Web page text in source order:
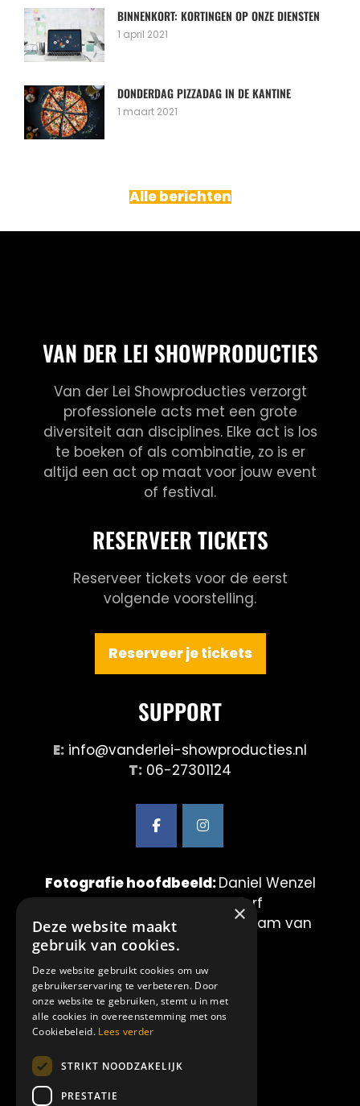
BINNENKORT: KORTINGEN OP ONZE DIENSTEN
1 april 2021
DONDERDAG PIZZADAG IN DE KANTINE
1 maart 2021
Alle berichten
VAN DER LEI SHOWPRODUCTIES
Van der Lei Showproducties verzorgt
professionele acts met een grote
diversiteit aan disciplines. Elke act is los
te boeken of als combinatie, zo is er
altijd een act op maat voor jouw event
of festival.
RESERVEER TICKETS
Reserveer tickets voor de eerst
volgende voorstelling.
Reserveer je tickets
SUPPORT
E: info@vanderlei-showproducties.nl
T: 06-27301124
Fotografie hoofdbeeld:Daniel Wenzel
& Maurice van der Werf
Fotografie showbeelden: Mirjam van
der Lei Fotografie
LINKS:
Amilia
×
Deze website maakt
gebruik van cookies.
Deze website gebruikt cookies om uw
gebruikerservaring te verbeteren. Door
onze website te gebruiken, stemt u in met
alle cookies in overeenstemming met ons
Cookiebeleid. Lees verder
STRIKT NOODZAKELIJK
PRESTATIE